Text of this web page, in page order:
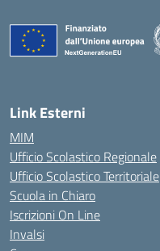
Link Esterni
MIM
Ufficio Scolastico Regionale
Ufficio Scolastico Territoriale
Scuola in Chiaro
Iscrizioni On Line
Invalsi